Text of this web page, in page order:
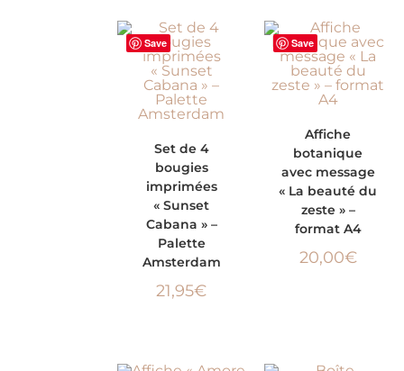
Save
PANIER
Set de 4
bougies
imprimées
« Sunset
Cabana » –
Palette
Amsterdam
21,95€
Save
PANIER
Affiche
botanique
avec message
« La beauté du
zeste » –
format A4
20,00€